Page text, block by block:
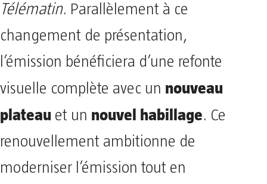
Télématin. Parallèlement à ce
changement de présentation,
l’émission bénéficiera d’une refonte
visuelle complète avec un nouveau
plateau et un nouvel habillage. Ce
renouvellement ambitionne de
moderniser l’émission tout en